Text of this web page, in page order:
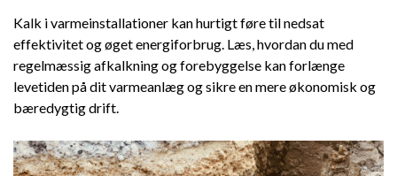
Kalk i varmeinstallationer kan hurtigt føre til nedsat
effektivitet og øget energiforbrug. Læs, hvordan du med
regelmæssig afkalkning og forebyggelse kan forlænge
levetiden på dit varmeanlæg og sikre en mere økonomisk og
bæredygtig drift.